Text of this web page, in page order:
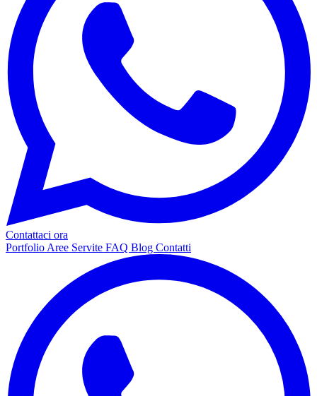
Contattaci ora
Portfolio Aree Servite FAQ Blog Contatti